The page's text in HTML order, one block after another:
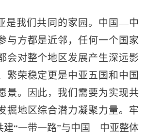
是我们共同的家园。中国—中
与方都是近邻，任何一个国家
会对整个地区发展产生深远影
繁荣稳定更是中亚五国和中国
景。因此，我们需要为实现共
掘地区综合潜力凝聚力量。牢
建“一带一路”与中国—中亚整体